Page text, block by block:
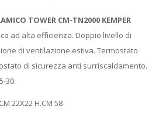
TOWER CM-TN2000 KEMPER
ad alta efficienza. Doppio livello di
di ventilazione estiva. Termostato
di sicurezza anti surriscaldamento.
30.
22X22 H.CM 58